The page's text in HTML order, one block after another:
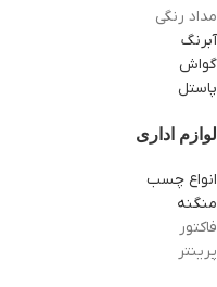
مداد رنگی
آبرنگ
گواش
پاستل
لوازم اداری
انواع چسب
منگنه
فاکتور
پرینتر